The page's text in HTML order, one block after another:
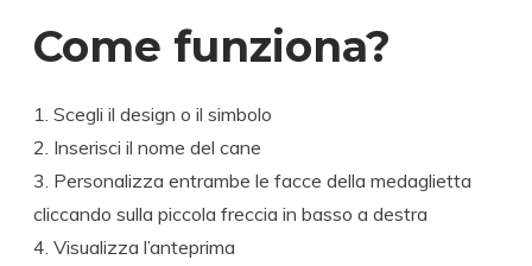
Come funziona?
Scegli il design o il simbolo
Inserisci il nome del cane
Personalizza entrambe le facce della medaglietta
cliccando sulla piccola freccia in basso a destra
Visualizza l’anteprima